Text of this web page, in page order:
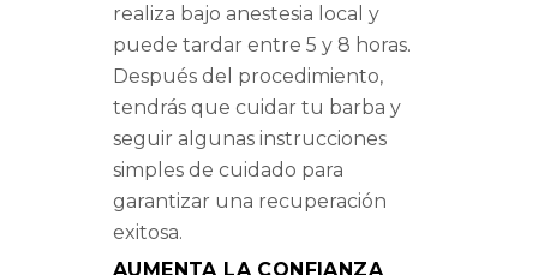
realiza bajo anestesia local y
puede tardar entre 5 y 8 horas.
Después del procedimiento,
tendrás que cuidar tu barba y
seguir algunas instrucciones
simples de cuidado para
garantizar una recuperación
exitosa.
AUMENTA LA CONFIANZA